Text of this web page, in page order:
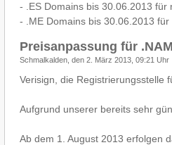
- .ES Domains bis 30.06.2013
- .ME Domains bis 30.06.2013
Preisanpassung für
Schmalkalden, den 2. März 2013, 09:21 Uhr
Verisign, die Registrierungsstelle
Aufgrund unserer bereits sehr
Ab dem 1. August 2013 erfolgen